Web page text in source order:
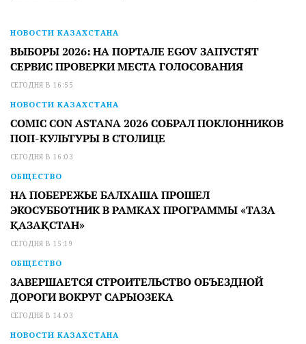
НОВОСТИ КАЗАХСТАНА
ВЫБОРЫ 2026: НА ПОРТАЛЕ EGOV ЗАПУСТЯТ
СЕРВИС ПРОВЕРКИ МЕСТА ГОЛОСОВАНИЯ
СЕГОДНЯ В 16:55
НОВОСТИ КАЗАХСТАНА
COMIC CON ASTANA 2026 СОБРАЛ ПОКЛОННИКОВ
ПОП-КУЛЬТУРЫ В СТОЛИЦЕ
СЕГОДНЯ В 16:03
ОБЩЕСТВО
НА ПОБЕРЕЖЬЕ БАЛХАША ПРОШЕЛ
ЭКОСУББОТНИК В РАМКАХ ПРОГРАММЫ «ТАЗА
ҚАЗАҚСТАН»
СЕГОДНЯ В 15:19
ОБЩЕСТВО
ЗАВЕРШАЕТСЯ СТРОИТЕЛЬСТВО ОБЪЕЗДНОЙ
ДОРОГИ ВОКРУГ САРЫОЗЕКА
СЕГОДНЯ В 14:03
НОВОСТИ КАЗАХСТАНА